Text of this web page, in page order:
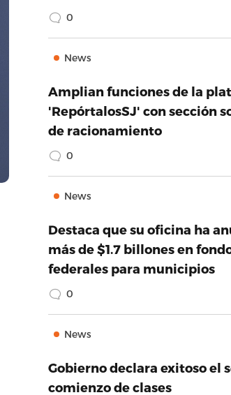
0
News
Amplian funciones de la
'RepórtalosSJ' con sección
de racionamiento
0
News
Destaca que su oficina ha
más de $1.7 billones en
federales para municipios
0
News
Gobierno declara exitoso el
comienzo de clases